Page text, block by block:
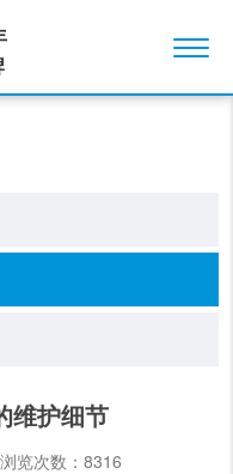
维护细节
览次数： 8316